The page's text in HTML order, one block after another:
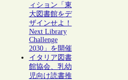
ィション「東
大図書館をデ
ザインせよ！
Next Library
Challenge
2030」を開催
イタリア図書
館協会、乳幼
児向け読書推